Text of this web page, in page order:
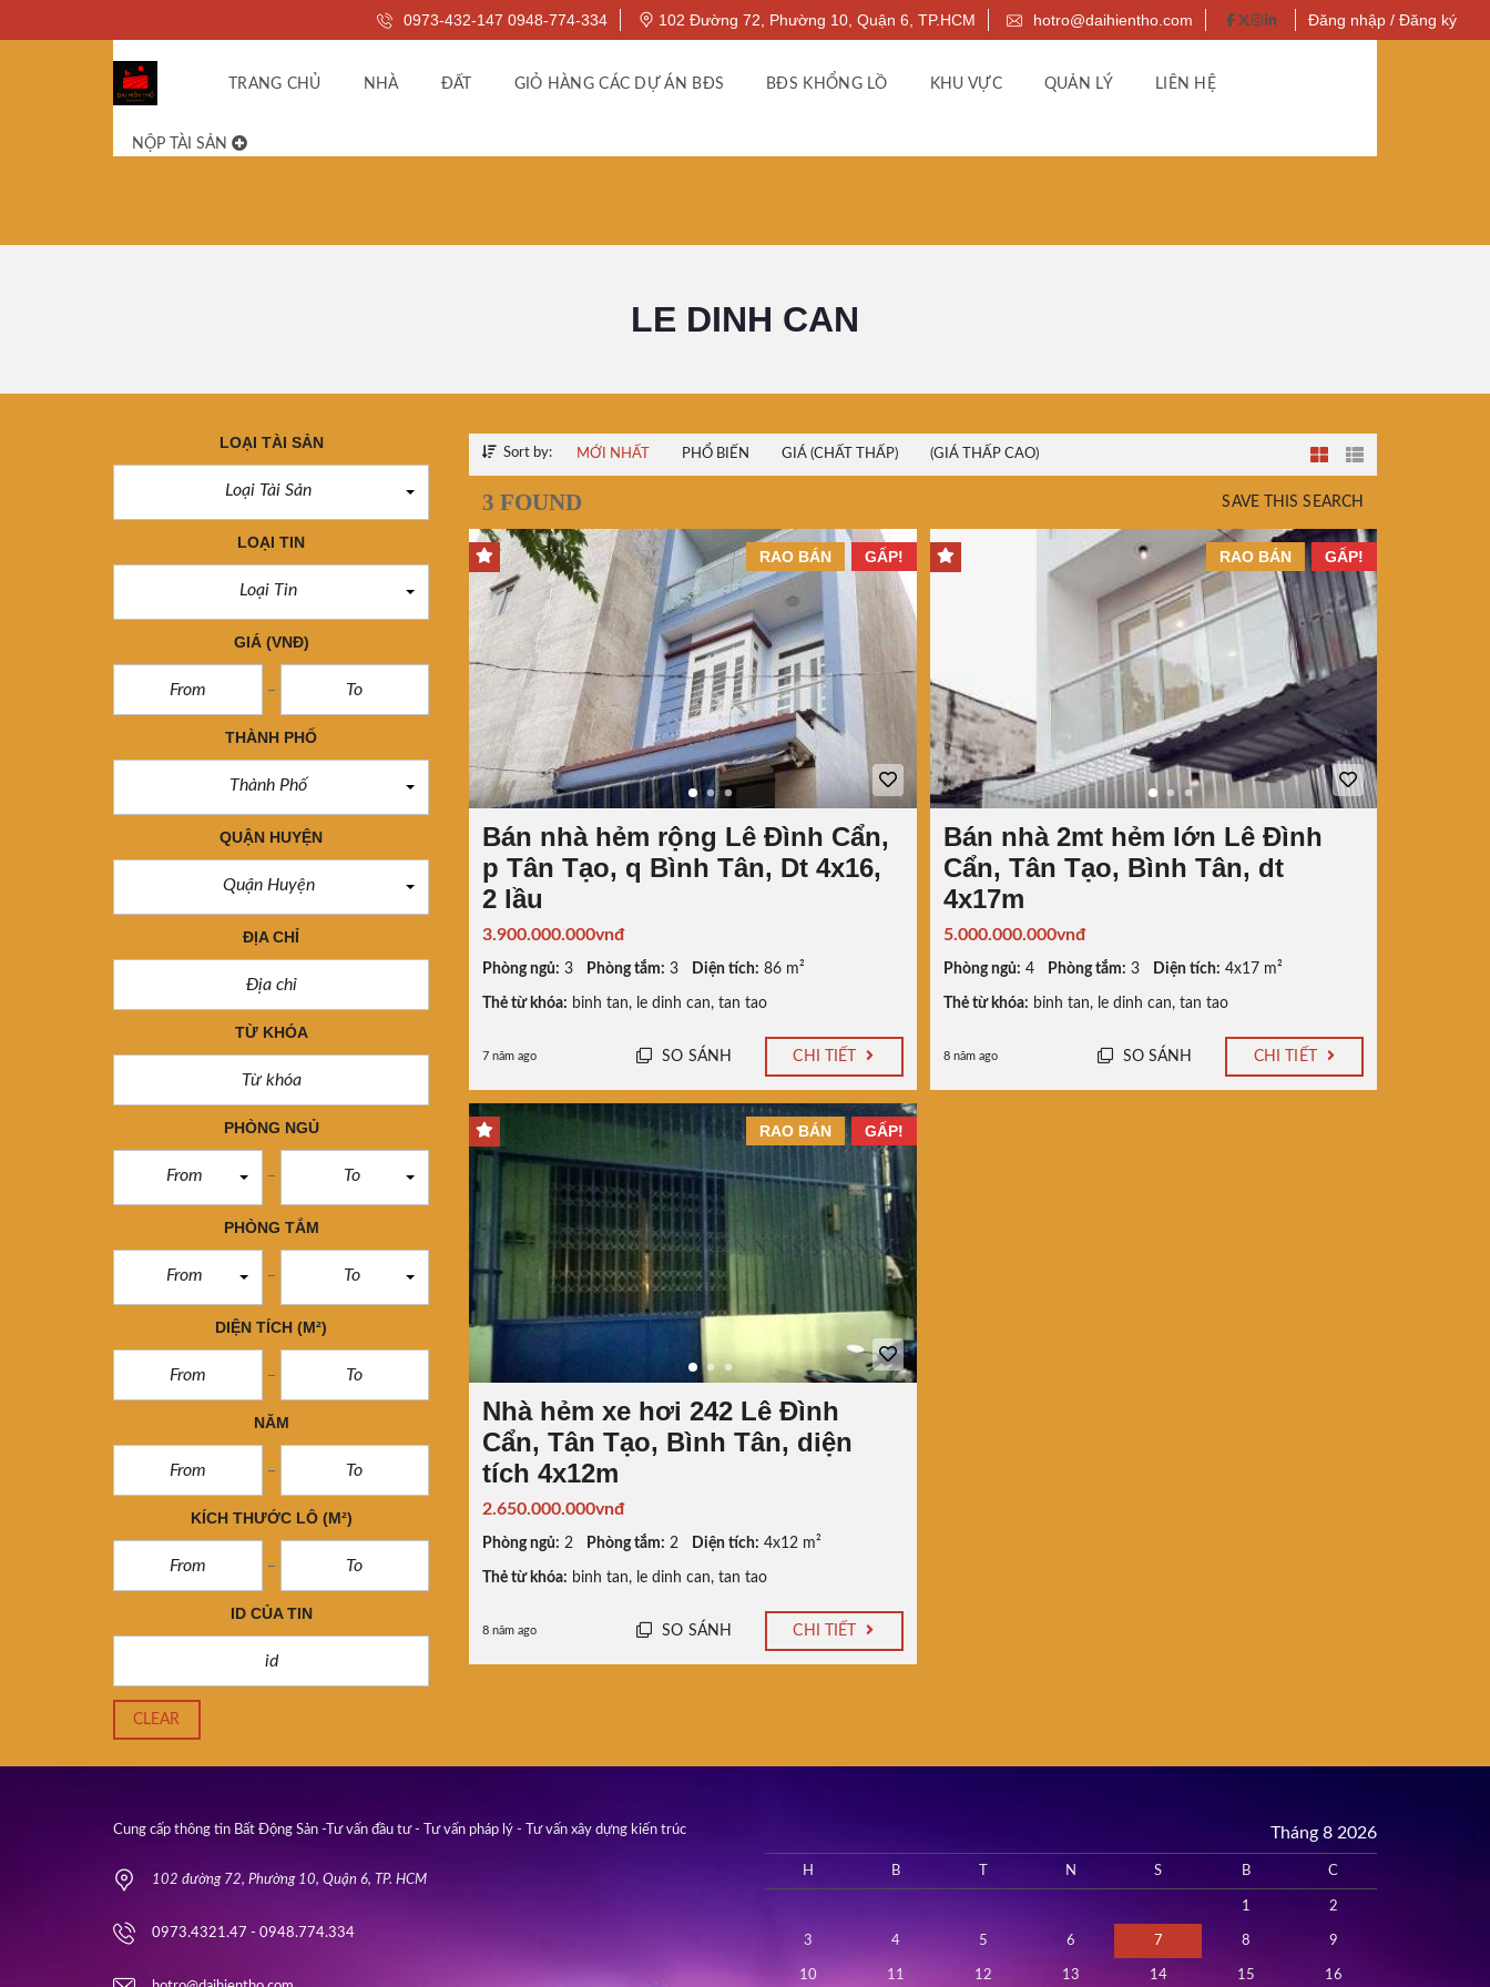
0973-432-147 0948-774-334 102 Đường 72, Phường 10, Quận 6, TP.HCM hotro@daihientho.com Đăng nhập / Đăng ký
TRANG CHỦ NHÀ ĐẤT GIỎ HÀNG CÁC DỰ ÁN BĐS BĐS KHỔNG LỒ KHU VỰC QUẢN LÝ LIÊN HỆ
NỘP TÀI SẢN
LE DINH CAN
LOẠI TÀI SẢN
Loại Tài Sản
LOẠI TIN
Loại Tin
GIÁ (VNĐ)
THÀNH PHỐ
Thành Phố
QUẬN HUYỆN
Quận Huyện
ĐỊA CHỈ
TỪ KHÓA
PHÒNG NGỦ
From To
PHÒNG TẮM
From To
DIỆN TÍCH (M²)
NĂM
KÍCH THƯỚC LÔ (M²)
ID CỦA TIN
CLEAR
Sort by: MỚI NHẤT PHỔ BIẾN GIÁ (CHẤT THẤP) (GIÁ THẤP CAO)
SAVE THIS SEARCH
3 FOUND
GẤP!
RAO BÁN
Bán nhà hẻm rộng Lê Đình Cẩn,
p Tân Tạo, q Bình Tân, Dt 4x16,
2 lầu
3.900.000.000vnđ
Phòng ngủ: 3 Phòng tắm: 3 Diện tích: 86 m²
Thẻ từ khóa: binh tan, le dinh can, tan tao
7 năm ago SO SÁNH CHI TIẾT
GẤP!
RAO BÁN
Bán nhà 2mt hẻm lớn Lê Đình
Cẩn, Tân Tạo, Bình Tân, dt
4x17m
5.000.000.000vnđ
Phòng ngủ: 4 Phòng tắm: 3 Diện tích: 4x17 m²
Thẻ từ khóa: binh tan, le dinh can, tan tao
8 năm ago SO SÁNH CHI TIẾT
GẤP!
RAO BÁN
Nhà hẻm xe hơi 242 Lê Đình
Cẩn, Tân Tạo, Bình Tân, diện
tích 4x12m
2.650.000.000vnđ
Phòng ngủ: 2 Phòng tắm: 2 Diện tích: 4x12 m²
Thẻ từ khóa: binh tan, le dinh can, tan tao
8 năm ago SO SÁNH CHI TIẾT
Cung cấp thông tin Bất Động Sản -Tư vấn đầu tư - Tư vấn pháp lý - Tư vấn xây dựng kiến trúc
102 đường 72, Phường 10, Quận 6, TP. HCM
0973.4321.47 - 0948.774.334
Tháng 8 2026
H B N S B C
1 2
3 4 5 6 7 8 9
10 11 12 13 14 15 16